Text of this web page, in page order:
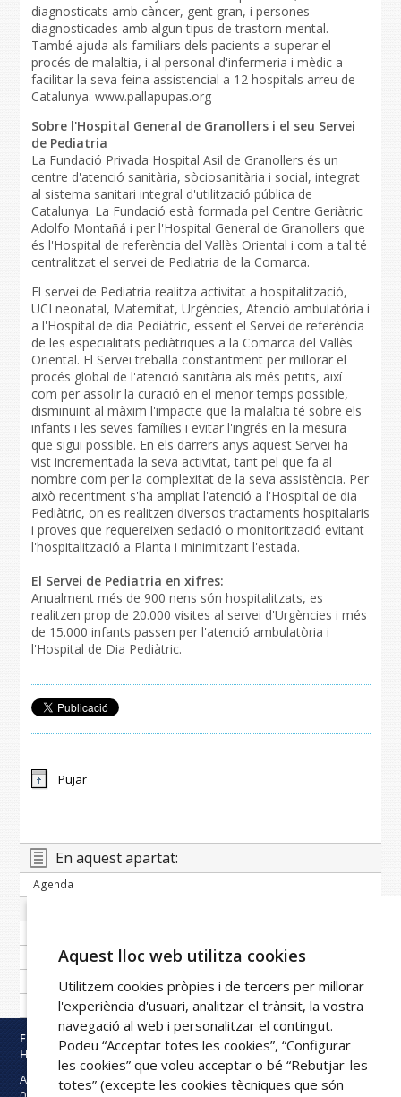
diagnosticats amb càncer, gent gran, i persones
diagnosticades amb algun tipus de trastorn mental.
També ajuda als familiars dels pacients a superar el
procés de malaltia, i al personal d'infermeria i mèdic a
facilitar la seva feina assistencial a 12 hospitals arreu de
Catalunya. www.pallapupas.org
Sobre l'Hospital General de Granollers i el seu Servei
de Pediatria
La Fundació Privada Hospital Asil de Granollers és un
centre d'atenció sanitària, sòciosanitària i social, integrat
al sistema sanitari integral d'utilització pública de
Catalunya. La Fundació està formada pel Centre Geriàtric
Adolfo Montañá i per l'Hospital General de Granollers que
és l'Hospital de referència del Vallès Oriental i com a tal té
centralitzat el servei de Pediatria de la Comarca.
El servei de Pediatria realitza activitat a hospitalització,
UCI neonatal, Maternitat, Urgències, Atenció ambulatòria i
a l'Hospital de dia Pediàtric, essent el Servei de referència
de les especialitats pediàtriques a la Comarca del Vallès
Oriental. El Servei treballa constantment per millorar el
procés global de l'atenció sanitària als més petits, així
com per assolir la curació en el menor temps possible,
disminuint al màxim l'impacte que la malaltia té sobre els
infants i les seves famílies i evitar l'ingrés en la mesura
que sigui possible. En els darrers anys aquest Servei ha
vist incrementada la seva activitat, tant pel que fa al
nombre com per la complexitat de la seva assistència. Per
això recentment s'ha ampliat l'atenció a l'Hospital de dia
Pediàtric, on es realitzen diversos tractaments hospitalaris
i proves que requereixen sedació o monitorització evitant
l'hospitalització a Planta i minimitzant l'estada.
El Servei de Pediatria en xifres:
Anualment més de 900 nens són hospitalitzats, es
realitzen prop de 20.000 visites al servei d'Urgències i més
de 15.000 infants passen per l'atenció ambulatòria i
l'Hospital de Dia Pediàtric.
Pujar
En aquest apartat:
Agenda
Imatge corporativa
Galeria
Xarxa FPHAG
Fundació Privada
Hospital Asil de Granollers
Avinguda Francesc Ribas s/n
Aquest lloc web utilitza cookies
Utilitzem cookies pròpies i de tercers per millorar
l'experiència d'usuari, analitzar el trànsit, la vostra
navegació al web i personalitzar el contingut.
Podeu “Acceptar totes les cookies”, “Configurar
les cookies” que voleu acceptar o bé “Rebutjar-les
totes” (excepte les cookies tècniques que són